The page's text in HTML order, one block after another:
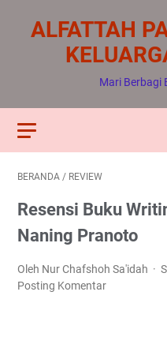
ALFATTAH
Mari Berbagi
BERANDA / REVIEW
Resensi Buku
Naning Pranoto
Oleh Nur Chafshoh Sa'idah
Posting Komentar